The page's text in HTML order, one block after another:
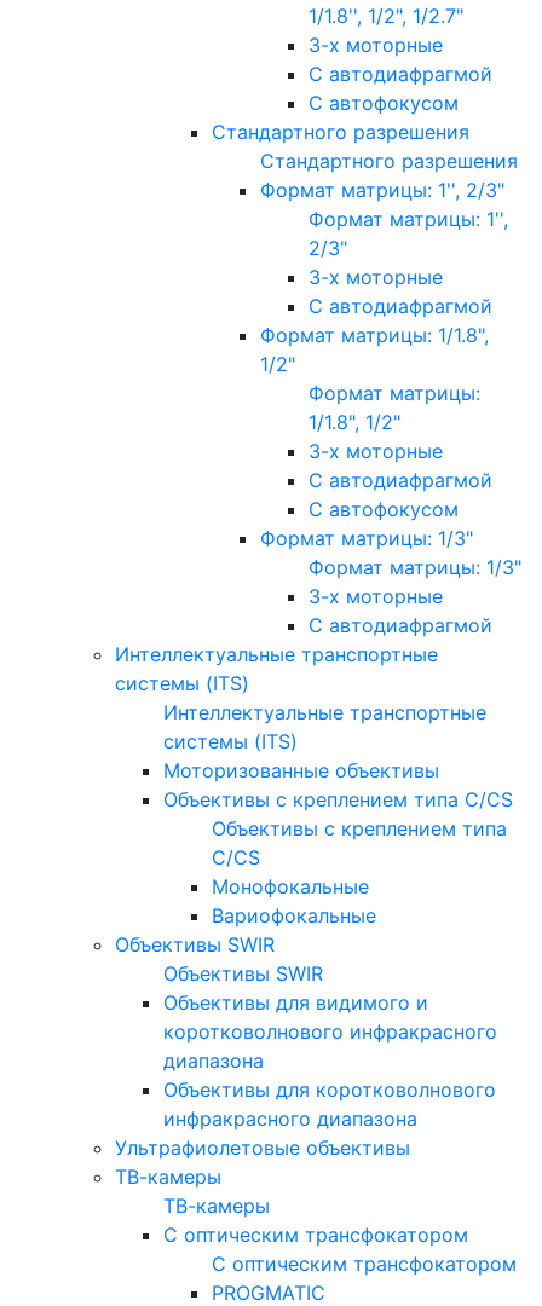
1/1.8'', 1/2", 1/2.7"
3-х моторные
С автодиафрагмой
С автофокусом
Стандартного разрешения
Стандартного разрешения
Формат матрицы: 1'', 2/3"
Формат матрицы: 1'',
2/3"
3-х моторные
С автодиафрагмой
Формат матрицы: 1/1.8",
1/2"
Формат матрицы:
1/1.8", 1/2"
3-х моторные
С автодиафрагмой
С автофокусом
Формат матрицы: 1/3"
Формат матрицы: 1/3"
3-х моторные
С автодиафрагмой
Интеллектуальные транспортные
системы (ITS)
Интеллектуальные транспортные
системы (ITS)
Моторизованные объективы
Объективы с креплением типа C/CS
Объективы с креплением типа
C/CS
Монофокальные
Вариофокальные
Объективы SWIR
Объективы SWIR
Объективы для видимого и
коротковолнового инфракрасного
диапазона
Объективы для коротковолнового
инфракрасного диапазона
Ультрафиолетовые объективы
ТВ-камеры
ТВ-камеры
С оптическим трансфокатором
С оптическим трансфокатором
PROGMATIC